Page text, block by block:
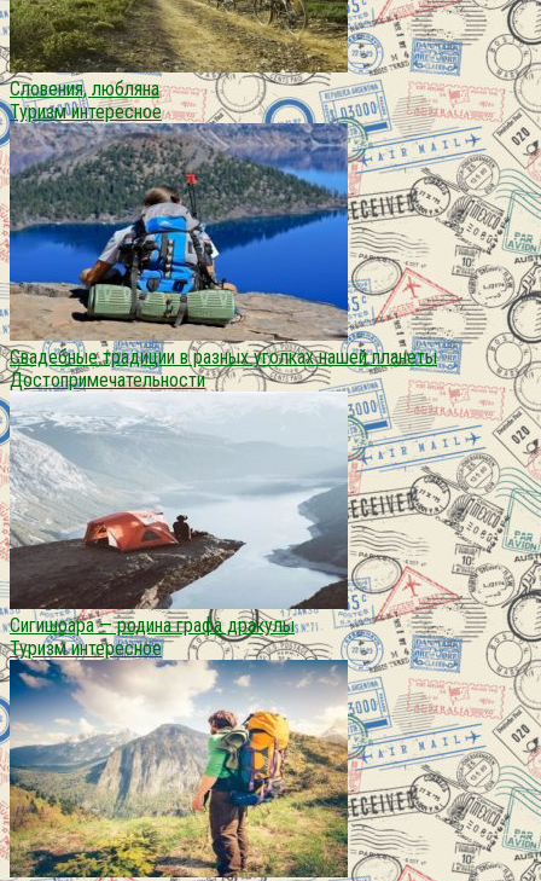
Словения, любляна
Туризм интересное
Свадебные традиции в разных уголках нашей планеты
Достопримечательности
Сигишоара — родина графа дракулы
Туризм интересное